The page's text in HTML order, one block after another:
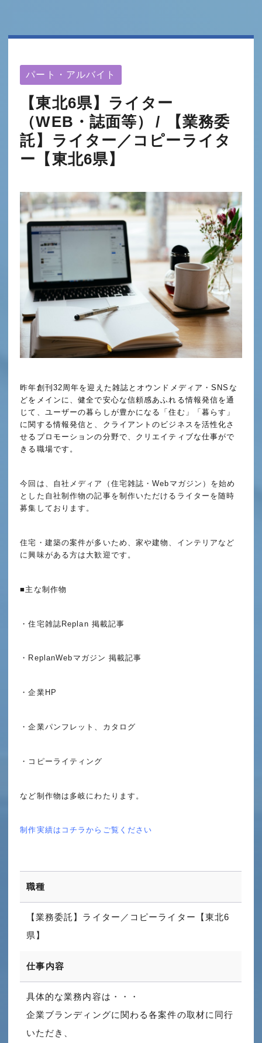
パート・アルバイト
【東北6県】ライター
（WEB・誌面等）
【業務委
託】ライター／コピーライタ
ー【東北6県】
昨年創刊32周年を迎えた雑誌とオウンドメディア・SNSな
どをメインに、健全で安心な信頼感あふれる情報発信を通
じて、ユーザーの暮らしが豊かになる「住む」「暮らす」
に関する情報発信と、クライアントのビジネスを活性化さ
せるプロモーションの分野で、クリエイティブな仕事がで
きる職場です。
今回は、自社メディア（住宅雑誌・Webマガジン）を始め
とした自社制作物の記事を制作いただけるライターを随時
募集しております。
住宅・建築の案件が多いため、家や建物、インテリアなど
に興味がある方は大歓迎です。
■主な制作物
・住宅雑誌Replan 掲載記事
・ReplanWebマガジン 掲載記事
・企業HP
・企業パンフレット、カタログ
・コピーライティング
など制作物は多岐にわたります。
制作実績はコチラからご覧ください
職種
【業務委託】ライター／コピーライター【東北6
県】
仕事内容
具体的な業務内容は・・・
企業ブランディングに関わる各案件の取材に同行
いただき、